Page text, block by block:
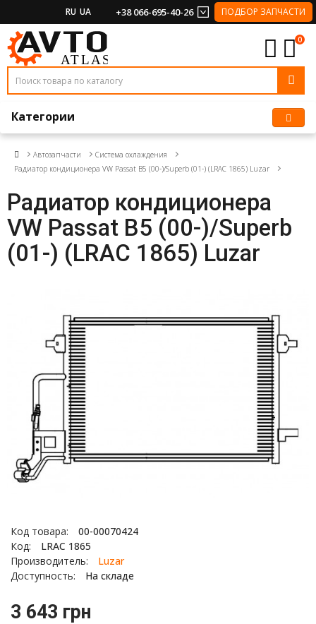
RU UA +38 066-695-40-26 ПОДБОР ЗАПЧАСТИ
0
Категории
Автозапчасти
Система охлаждения
Радиатор кондиционера VW Passat B5 (00-)/Superb (01-) (LRAC 1865) Luzar
Радиатор кондиционера
VW Passat B5 (00-)/Superb
(01-) (LRAC 1865) Luzar
Код товара:
00-00070424
Код:
LRAC 1865
Производитель:
Luzar
Доступность:
На складе
3 643 грн